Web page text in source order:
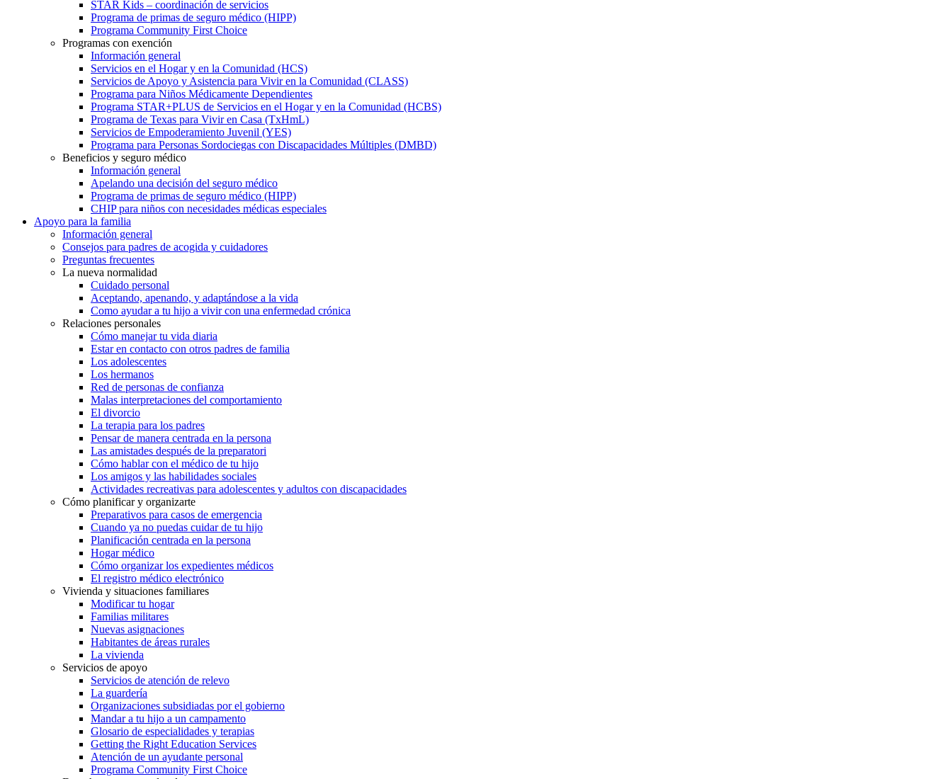
STAR Kids – coordinación de servicios
Programa de primas de seguro médico (HIPP)
Programa Community First Choice
Programas con exención
Información general
Servicios en el Hogar y en la Comunidad (HCS)
Servicios de Apoyo y Asistencia para Vivir en la Comunidad (CLASS)
Programa para Niños Médicamente Dependientes
Programa STAR+PLUS de Servicios en el Hogar y en la Comunidad (HCBS)
Programa de Texas para Vivir en Casa (TxHmL)
Servicios de Empoderamiento Juvenil (YES)
Programa para Personas Sordociegas con Discapacidades Múltiples (DMBD)
Beneficios y seguro médico
Información general
Apelando una decisión del seguro médico
Programa de primas de seguro médico (HIPP)
CHIP para niños con necesidades médicas especiales
Apoyo para la familia
Información general
Consejos para padres de acogida y cuidadores
Preguntas frecuentes
La nueva normalidad
Cuidado personal
Aceptando, apenando, y adaptándose a la vida
Como ayudar a tu hijo a vivir con una enfermedad crónica
Relaciones personales
Cómo manejar tu vida diaria
Estar en contacto con otros padres de familia
Los adolescentes
Los hermanos
Red de personas de confianza
Malas interpretaciones del comportamiento
El divorcio
La terapia para los padres
Pensar de manera centrada en la persona
Las amistades después de la preparatori
Cómo hablar con el médico de tu hijo
Los amigos y las habilidades sociales
Actividades recreativas para adolescentes y adultos con discapacidades
Cómo planificar y organizarte
Preparativos para casos de emergencia
Cuando ya no puedas cuidar de tu hijo
Planificación centrada en la persona
Hogar médico
Cómo organizar los expedientes médicos
El registro médico electrónico
Vivienda y situaciones familiares
Modificar tu hogar
Familias militares
Nuevas asignaciones
Habitantes de áreas rurales
La vivienda
Servicios de apoyo
Servicios de atención de relevo
La guardería
Organizaciones subsidiadas por el gobierno
Mandar a tu hijo a un campamento
Glosario de especialidades y terapias
Getting the Right Education Services
Atención de un ayudante personal
Programa Community First Choice